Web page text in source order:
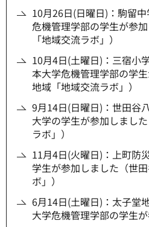
10月26日(日曜日)：駒留
危機管理学部の学生が参
「地域交流ラボ」）
10月4日(土曜日)：三宿小
本大学危機管理学部の学
地域「地域交流ラボ」）
9月14日(日曜日)：世田谷
大学の学生が参加しまし
ラボ」）
11月4日(火曜日)：上町防
学生が参加しました（世
ボ」）
6月14日(土曜日)：太子堂
大学危機管理学部の学生